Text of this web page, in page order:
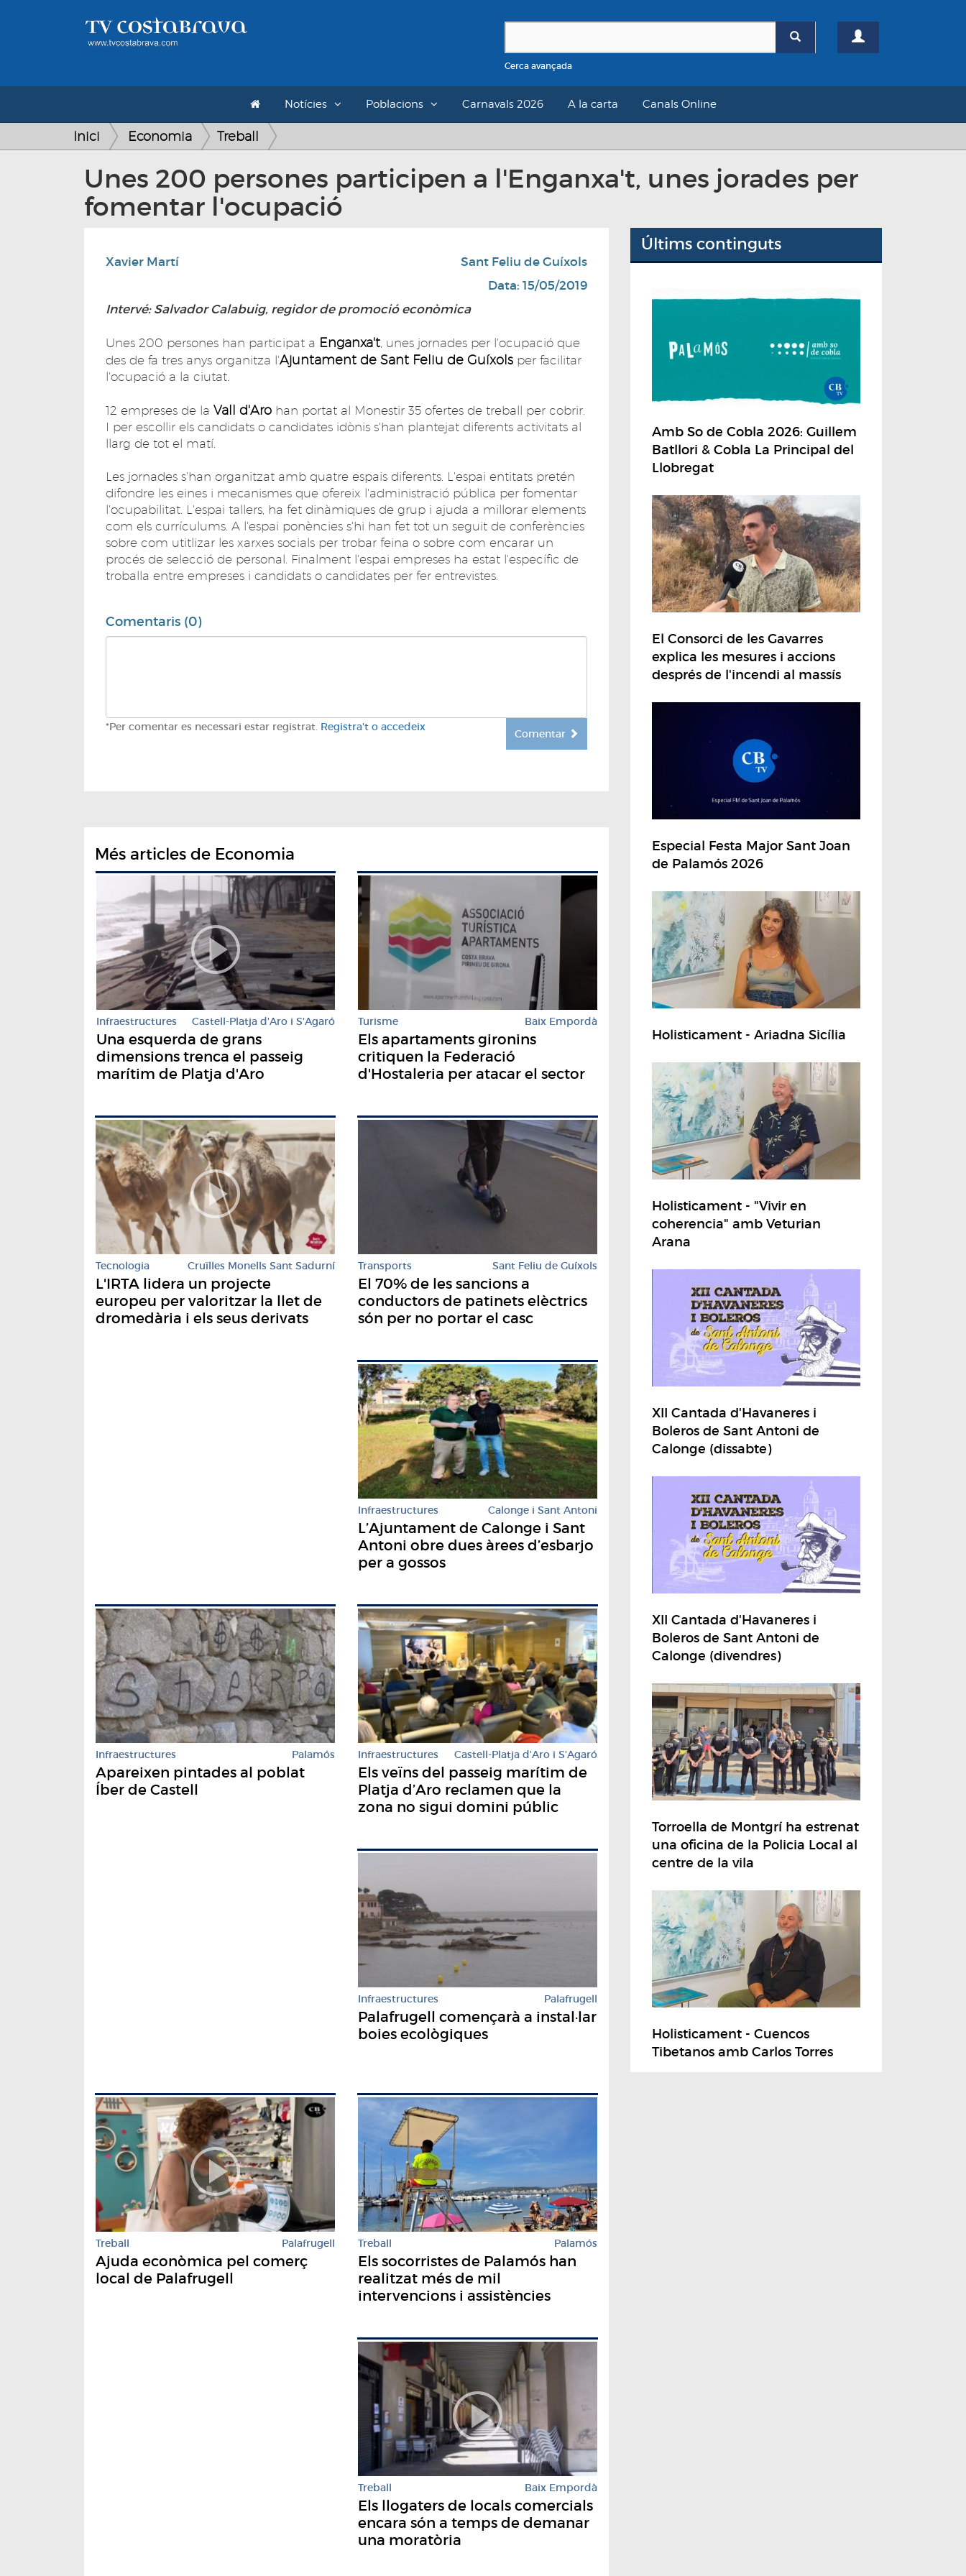
Cerca avançada
Notícies Poblacions Carnavals 2026 A la carta Canals Online
Inici Economia Treball
Unes 200 persones participen a l'Enganxa't, unes jorades per
fomentar l'ocupació
Xavier Martí
Sant Feliu de Guíxols
Data: 15/05/2019
Intervé: Salvador Calabuig, regidor de promoció econòmica
Unes 200 persones han participat a Enganxa't, unes jornades per l'ocupació que
des de fa tres anys organitza l'Ajuntament de Sant Feliu de Guíxols per facilitar
l'ocupació a la ciutat.
12 empreses de la Vall d'Aro han portat al Monestir 35 ofertes de treball per cobrir.
I per escollir els candidats o candidates idònis s'han plantejat diferents activitats al
llarg de tot el matí.
Les jornades s'han organitzat amb quatre espais diferents. L'espai entitats pretén
difondre les eines i mecanismes que ofereix l'administració pública per fomentar
l'ocupabilitat. L'espai tallers, ha fet dinàmiques de grup i ajuda a millorar elements
com els currículums. A l'espai ponències s'hi han fet tot un seguit de conferències
sobre com utitlizar les xarxes socials per trobar feina o sobre com encarar un
procés de selecció de personal. Finalment l'espai empreses ha estat l'específic de
troballa entre empreses i candidats o candidates per fer entrevistes.
Comentaris (0)
*Per comentar es necessari estar registrat. Registra't o accedeix
Comentar
Més articles de Economia
Infraestructures Castell-Platja d'Aro i S'Agaró
Una esquerda de grans
dimensions trenca el passeig
marítim de Platja d'Aro
Turisme Baix Empordà
Els apartaments gironins
critiquen la Federació
d'Hostaleria per atacar el sector
Tecnologia Cruïlles Monells Sant Sadurní
L'IRTA lidera un projecte
europeu per valoritzar la llet de
dromedària i els seus derivats
Transports Sant Feliu de Guíxols
El 70% de les sancions a
conductors de patinets elèctrics
són per no portar el casc
Infraestructures Calonge i Sant Antoni
L’Ajuntament de Calonge i Sant
Antoni obre dues àrees d’esbarjo
per a gossos
Infraestructures Palamós
Apareixen pintades al poblat
Íber de Castell
Infraestructures Castell-Platja d'Aro i S'Agaró
Els veïns del passeig marítim de
Platja d’Aro reclamen que la
zona no sigui domini públic
Infraestructures Palafrugell
Palafrugell començarà a instal·lar
boies ecològiques
Treball Palafrugell
Ajuda econòmica pel comerç
local de Palafrugell
Treball Palamós
Els socorristes de Palamós han
realitzat més de mil
intervencions i assistències
Treball Baix Empordà
Els llogaters de locals comercials
encara són a temps de demanar
una moratòria
Últims continguts
Amb So de Cobla 2026: Guillem
Batllori & Cobla La Principal del
Llobregat
El Consorci de les Gavarres
explica les mesures i accions
després de l'incendi al massís
Especial Festa Major Sant Joan
de Palamós 2026
Holisticament - Ariadna Sicília
Holisticament - "Vivir en
coherencia" amb Veturian
Arana
XII Cantada d'Havaneres i
Boleros de Sant Antoni de
Calonge (dissabte)
XII Cantada d'Havaneres i
Boleros de Sant Antoni de
Calonge (divendres)
Torroella de Montgrí ha estrenat
una oficina de la Policia Local al
centre de la vila
Holisticament - Cuencos
Tibetanos amb Carlos Torres